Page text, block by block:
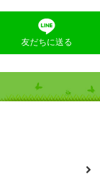
友だちに送る